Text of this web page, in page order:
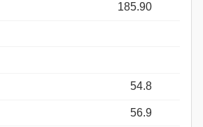
185.90
54.8
56.9